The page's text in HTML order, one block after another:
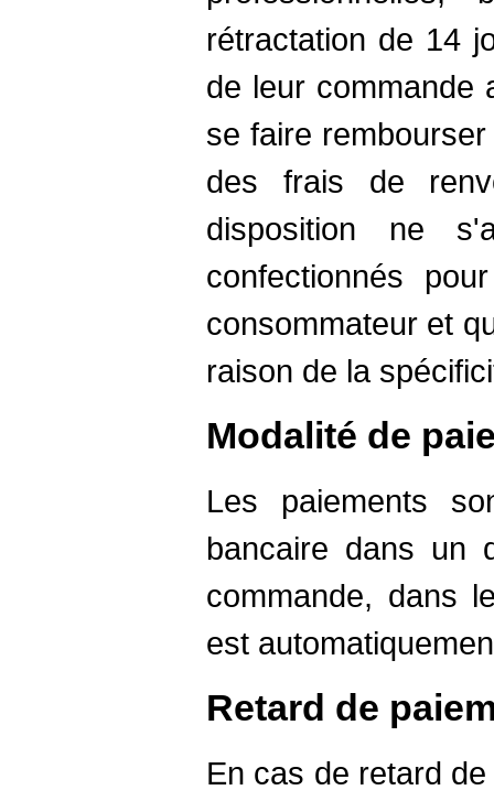
rétractation de 14
de leur commande
se faire
des frais de
disposition ne
confectionnés
consommateur et
raison de la
Modalité de
Les paiements
bancaire dans un
commande, dans
est
Retard de
En cas de retard